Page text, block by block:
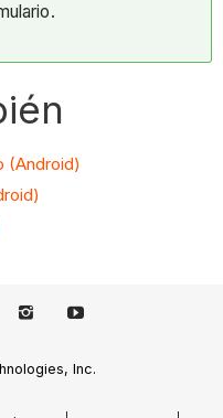
(Android)
Inc.